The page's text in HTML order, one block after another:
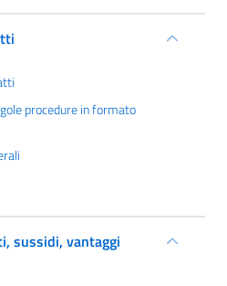
procedure in formato
sussidi, vantaggi